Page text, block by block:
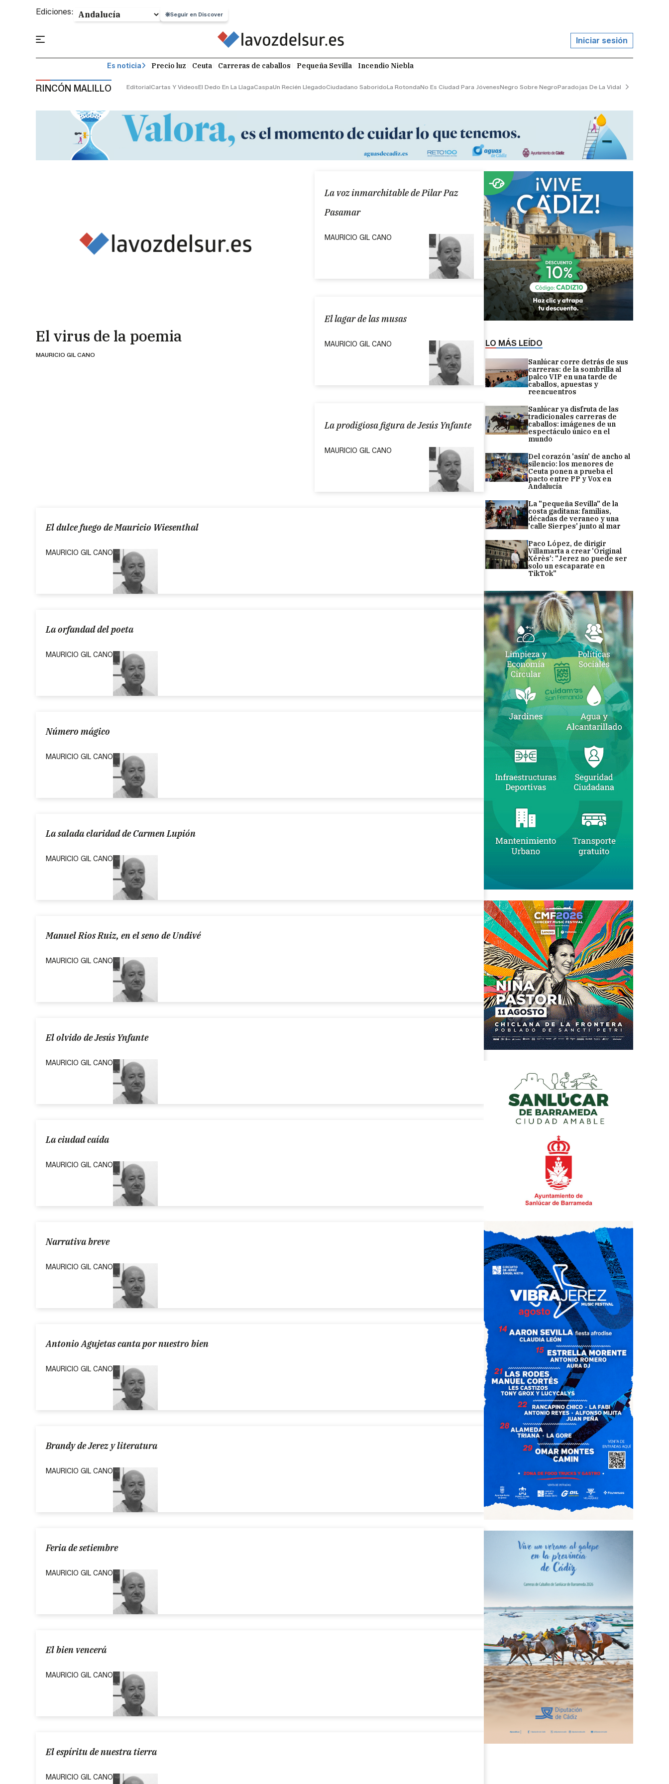
Ediciones: Seguir en Discover
Iniciar sesión
Es noticia Precio luz Ceuta Carreras de caballos Pequeña Sevilla Incendio Niebla
RINCÓN MALILLO EditorialCartas Y VídeosEl Dedo En La LlagaCaspaUn Recién LlegadoCiudadano SaboridoLa RotondaNo Es Ciudad Para JóvenesNegro Sobre NegroParadojas De La VidaEl Jardinero
El virus de la poemia
MAURICIO GIL CANO
La voz inmarchitable de Pilar Paz
Pasamar
MAURICIO GIL CANO
El lagar de las musas
MAURICIO GIL CANO
La prodigiosa figura de Jesús Ynfante
MAURICIO GIL CANO
El dulce fuego de Mauricio Wiesenthal
MAURICIO GIL CANO
La orfandad del poeta
MAURICIO GIL CANO
Número mágico
MAURICIO GIL CANO
La salada claridad de Carmen Lupión
MAURICIO GIL CANO
Manuel Rios Ruiz, en el seno de Undivé
MAURICIO GIL CANO
El olvido de Jesús Ynfante
MAURICIO GIL CANO
La ciudad caída
MAURICIO GIL CANO
Narrativa breve
MAURICIO GIL CANO
Antonio Agujetas canta por nuestro bien
MAURICIO GIL CANO
Brandy de Jerez y literatura
MAURICIO GIL CANO
Feria de setiembre
MAURICIO GIL CANO
El bien vencerá
MAURICIO GIL CANO
El espíritu de nuestra tierra
MAURICIO GIL CANO
LO MÁS LEÍDO
Sanlúcar corre detrás de sus
carreras: de la sombrilla al
palco VIP en una tarde de
caballos, apuestas y
reencuentros
Sanlúcar ya disfruta de las
tradicionales carreras de
caballos: imágenes de un
espectáculo único en el
mundo
Del corazón 'asín' de ancho al
silencio: los menores de
Ceuta ponen a prueba el
pacto entre PP y Vox en
Andalucía
La "pequeña Sevilla" de la
costa gaditana: familias,
décadas de veraneo y una
'calle Sierpes' junto al mar
Paco López, de dirigir
Villamarta a crear 'Original
Xérès': "Jerez no puede ser
solo un escaparate en
TikTok"